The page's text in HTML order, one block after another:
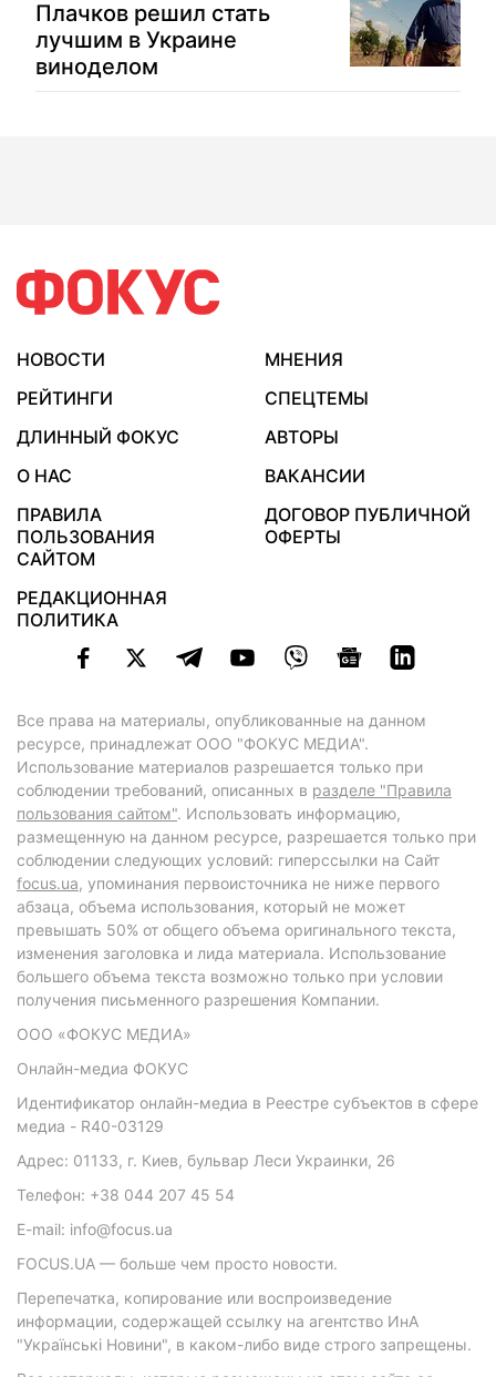
Плачков решил стать
лучшим в Украине
виноделом
НОВОСТИ
МНЕНИЯ
РЕЙТИНГИ
СПЕЦТЕМЫ
ДЛИННЫЙ ФОКУС
АВТОРЫ
О НАС
ВАКАНСИИ
ПРАВИЛА
ПОЛЬЗОВАНИЯ
САЙТОМ
ДОГОВОР ПУБЛИЧНОЙ
ОФЕРТЫ
РЕДАКЦИОННАЯ
ПОЛИТИКА
Все права на материалы, опубликованные на данном
ресурсе, принадлежат ООО "ФОКУС МЕДИА".
Использование материалов разрешается только при
соблюдении требований, описанных в разделе "Правила
пользования сайтом". Использовать информацию,
размещенную на данном ресурсе, разрешается только при
соблюдении следующих условий: гиперссылки на Сайт
focus.ua, упоминания первоисточника не ниже первого
абзаца, объема использования, который не может
превышать 50% от общего объема оригинального текста,
изменения заголовка и лида материала. Использование
большего объема текста возможно только при условии
получения письменного разрешения Компании.
ООО «ФОКУС МЕДИА»
Онлайн-медиа ФОКУС
Идентификатор онлайн-медиа в Реестре субъектов в сфере
медиа - R40-03129
Адрес: 01133, г. Киев, бульвар Леси Украинки, 26
Телефон: +38 044 207 45 54
E-mail: info@focus.ua
FOCUS.UA — больше чем просто новости.
Перепечатка, копирование или воспроизведение
информации, содержащей ссылку на агентство ИнА
"Українські Новини", в каком-либо виде строго запрещены.